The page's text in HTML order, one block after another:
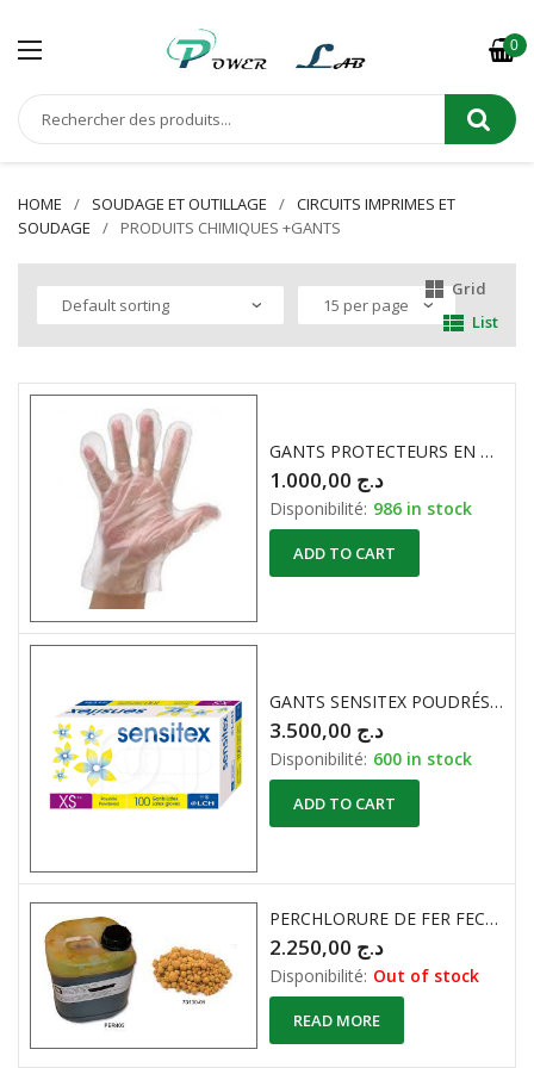
0
HOME SOUDAGE ET OUTILLAGE
CIRCUITS IMPRIMES ET
SOUDAGE
PRODUITS CHIMIQUES +GANTS
Grid
List
GANTS PROTECTEURS EN POLYETHYLENE A USAGE UNIQUE LOT : 10X100
د.ج
Disponibilité: 986 in stock
ADD TO CART
GANTS SENSITEX POUDRÉS ( BOITE de 100) L – 8/9
د.ج
Disponibilité: 600 in stock
ADD TO CART
PERCHLORURE DE FER FECL3 BIDON 5L
د.ج
Disponibilité: Out of stock
READ MORE